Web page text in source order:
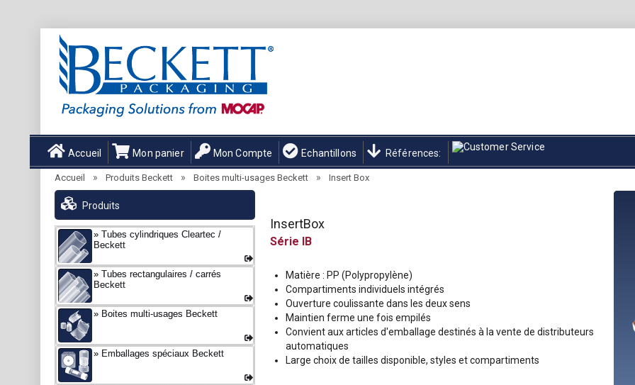
Accueil Mon panier Mon Compte Echantillons Références:
Accueil » Produits Beckett » Boites multi-usages Beckett » Insert Box
InsertBox
IB
Matière : PP (Polypropylène)
Compartiments individuels intégrés
Ouverture coulissante dans les deux sens
Maintien ferme une fois empilés
Convient aux articles d'emballage destinés à la vente de distributeurs
automatiques
Large choix de tailles disponible, styles et compartiments
Produits
Tubes cylindriques Cleartec /
Beckett
Tubes rectangulaires / carrés
Beckett
Boites multi-usages Beckett
Emballages spéciaux Beckett